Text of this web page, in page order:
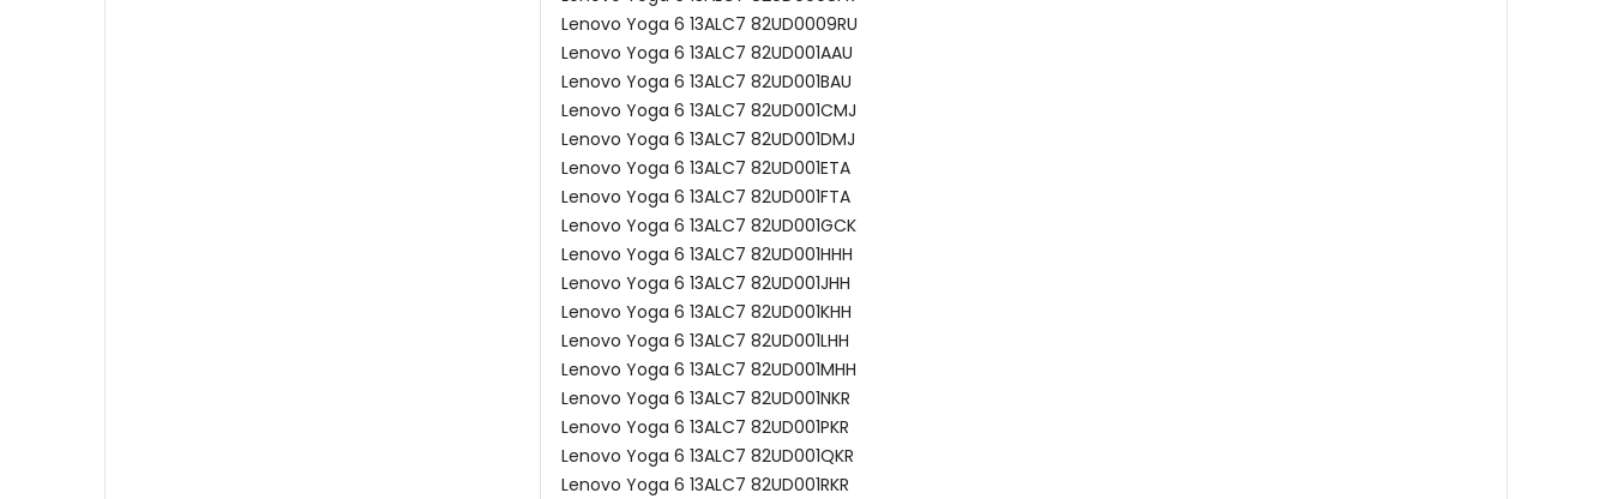
Lenovo Yoga 6 13ALC7 82UD0009RU
Lenovo Yoga 6 13ALC7 82UD001AAU
Lenovo Yoga 6 13ALC7 82UD001BAU
Lenovo Yoga 6 13ALC7 82UD001CMJ
Lenovo Yoga 6 13ALC7 82UD001DMJ
Lenovo Yoga 6 13ALC7 82UD001ETA
Lenovo Yoga 6 13ALC7 82UD001FTA
Lenovo Yoga 6 13ALC7 82UD001GCK
Lenovo Yoga 6 13ALC7 82UD001HHH
Lenovo Yoga 6 13ALC7 82UD001JHH
Lenovo Yoga 6 13ALC7 82UD001KHH
Lenovo Yoga 6 13ALC7 82UD001LHH
Lenovo Yoga 6 13ALC7 82UD001MHH
Lenovo Yoga 6 13ALC7 82UD001NKR
Lenovo Yoga 6 13ALC7 82UD001PKR
Lenovo Yoga 6 13ALC7 82UD001QKR
Lenovo Yoga 6 13ALC7 82UD001RKR